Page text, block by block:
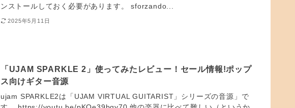
ンストールしておく必要があります。 sforzando...
2025年5月11日
「UJAM SPARKLE 2」使ってみたレビュー！セール情報!ポップ
ス向けギター音源
ujam SPARKLE2は「UJAM VIRTUAL GUITARIST」シリーズの音源」で